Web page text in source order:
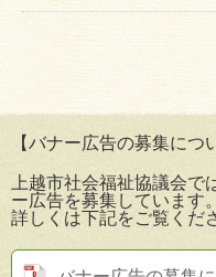
【バナー広告の募集につ
上越市社会福祉協議会
ー広告を募集しています。
詳しくは下記をご覧くだ